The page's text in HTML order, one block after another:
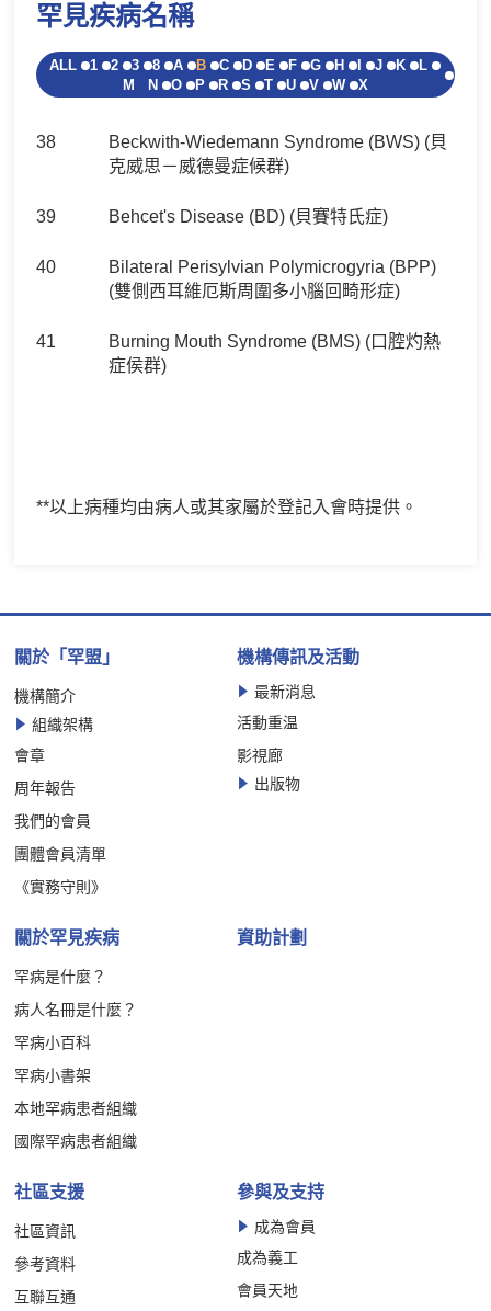
罕見疾病名稱
ALL 1 2 3 8 A B C D E F G H J K
L
M
N O P R S T U V W X
38
Beckwith-Wiedemann Syndrome (BWS) (貝
克威思－威德曼症候群)
39 Behcet's Disease (BD) (貝賽特氏症)
40
Bilateral Perisylvian Polymicrogyria (BPP)
(雙側西耳維厄斯周圍多小腦回畸形症)
41
Burning Mouth Syndrome (BMS) (口腔灼熱
症侯群)
**以上病種均由病人或其家屬於登記入會時提供。
關於「罕盟」
機構簡介
組織架構
會章
周年報告
我們的會員
團體會員清單
《實務守則》
機構傳訊及活動
最新消息
活動重温
影視廊
出版物
關於罕見疾病
罕病是什麼？
病人名冊是什麼？
罕病小百科
罕病小書架
本地罕病患者組織
國際罕病患者組織
資助計劃
社區支援
社區資訊
參考資料
互聯互通
參與及支持
成為會員
成為義工
會員天地